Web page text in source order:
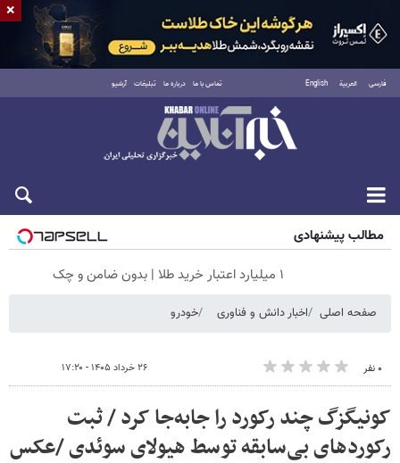
فارسی العربية English تماس با ما درباره ما تبلیغات آرشیو
جمعه ۱۶ مرداد ۱۴۰۵
مطالب پیشنهادی
۱ میلیارد اعتبار خرید طلا | بدون ضامن و چک
صفحه اصلی اخبار دانش و فناوری خودرو
۰ نفر ۲۶ خرداد ۱۴۰۵ - ۱۷:۲۰
کونیگزگ چند رکورد را جابه‌جا کرد / ثبت
رکوردهای بی‌سابقه توسط هیولای سوئدی /عکس
×